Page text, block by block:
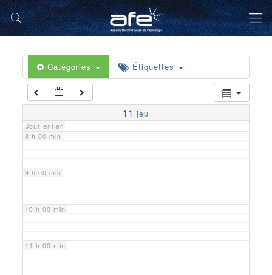
Catégories Étiquettes
11 jeu
Jour entier
5 h 00 min
6 h 00 min
7 h 00 min
8 h 00 min
9 h 00 min
10 h 00 min
11 h 00 min